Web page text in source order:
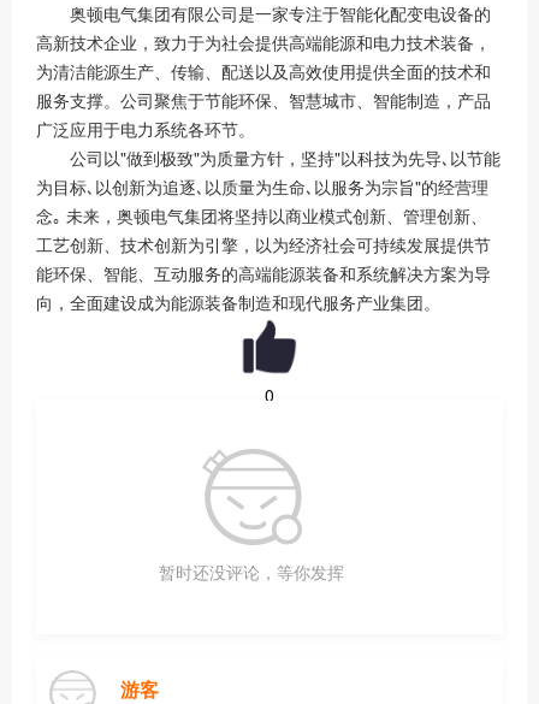
奥顿电气集团有限公司是一家专注于智能化配变电设备的
高新技术企业 ，致力于为社会提供高端能源和电力技术装备，
为清洁能源生产、传输、配送以及高效使用提供全面的技术和
服务支撑。公司聚焦于节能环保、智慧城市、智能制造，产品
广泛应用于电力系统各环节。
公司以"做到极致"为质量方针，坚持"以科技为先导､以节能
为目标､以创新为追逐､以质量为生命､以服务为宗旨"的经营理
念｡ 未来，奥顿电气集团将坚持以商业模式创新、管理创新、
工艺创新、技术创新为引擎，以为经济社会可持续发展提供节
能环保、智能、互动服务的高端能源装备和系统解决方案为导
向，全面建设成为能源装备制造和现代服务产业集团。
0
暂时还没评论，等你发挥
游客